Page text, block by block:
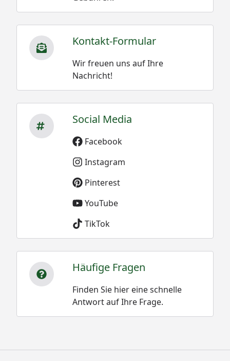
Kontakt-Formular
Wir freuen uns auf Ihre
Nachricht!
Social Media
Facebook
Instagram
Pinterest
YouTube
TikTok
Häufige Fragen
Finden Sie hier eine schnelle
Antwort auf Ihre Frage.